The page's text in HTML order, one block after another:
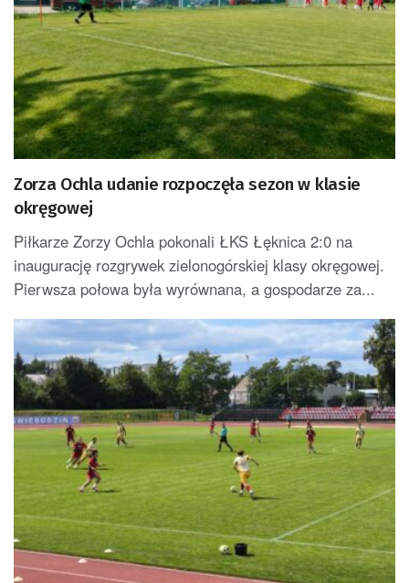
Zorza Ochla udanie rozpoczęła sezon w klasie
okręgowej
Piłkarze Zorzy Ochla pokonali ŁKS Łęknica 2:0 na
inaugurację rozgrywek zielonogórskiej klasy okręgowej.
Pierwsza połowa była wyrównana, a gospodarze za...